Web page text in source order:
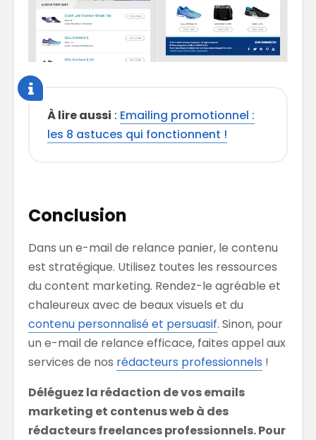
À lire aussi : Emailing promotionnel :
les 8 astuces qui fonctionnent !
Conclusion
Dans un e-mail de relance panier, le contenu
est stratégique. Utilisez toutes les ressources
du content marketing. Rendez-le agréable et
chaleureux avec de beaux visuels et du
contenu personnalisé et persuasif. Sinon, pour
un e-mail de relance efficace, faites appel aux
services de nos rédacteurs professionnels !
Déléguez la rédaction de vos emails
marketing et contenus web à des
rédacteurs freelances professionnels. Pour